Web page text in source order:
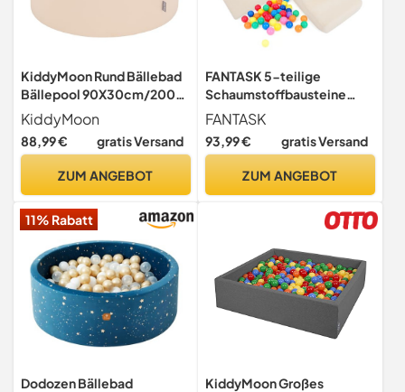
KiddyMoon Rund Bällebad
Bällepool 90X30cm/200
Bälle ∅ 7Cm Ballgruben Für
Babys Spielbad
Kleinkinder,
gelb/Weiß/Minze/Puderro
KiddyMoon
88,99 € gratis Versand
ZUM ANGEBOT
FANTASK 5-teilige
Schaumstoffbausteine
XXL, Riesen Kletterblöcke
mit Bällebad,
Großbausteine zum Toben
Spielbausteine für Zuhause,
Spielzimmer (Beige,
FANTASK
93,99 € gratis Versand
ZUM ANGEBOT
11% Rabatt
Dodozen Bällebad
KiddyMoon Großes